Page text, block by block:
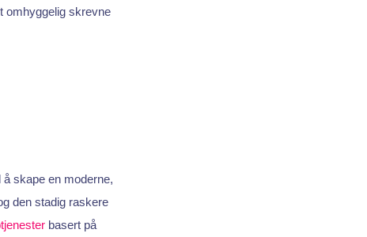
omhyggelig skrevne
skape en moderne,
den stadig raskere
basert på